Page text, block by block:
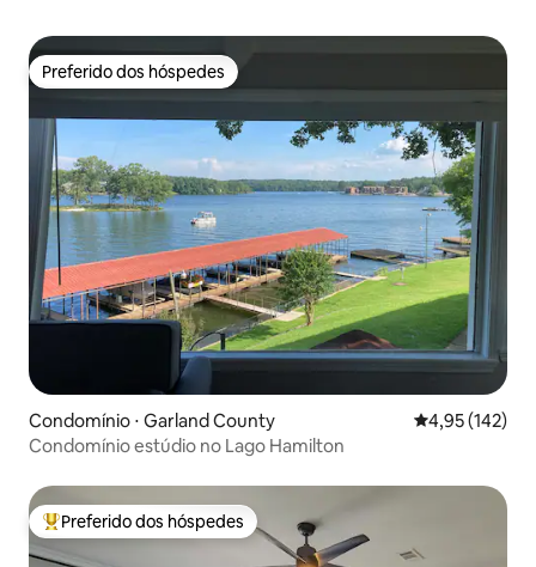
Preferido dos hóspedes
Preferido dos hóspedes
Condomínio ⋅ Garland County 4,95 de uma
4,95 (142)
Condomínio estúdio no Lago Hamilton
Entre os melhores preferidos dos hóspedes
Preferido dos hóspedes